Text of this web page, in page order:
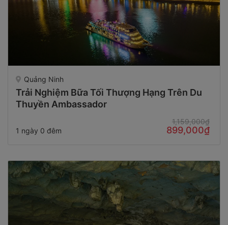
Quảng Ninh
Trải Nghiệm Bữa Tối Thượng Hạng Trên Du
Thuyền Ambassador
1 ngày 0 đêm
1,159,000₫
899,000₫